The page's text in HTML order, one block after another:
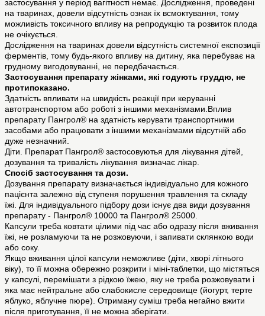
застосування у період вагітності немає. Дослідження, проведені
на тваринах, довели відсутність ознак їх всмоктування, тому
можливість токсичного впливу на репродукцію та розвиток плода
не очікується.
Дослідження на тваринах довели відсутність системної експозиції
ферментів, тому будь-якого впливу на дитину, яка перебуває на
грудному вигодовуванні, не передбачається.
Застосування препарату жінками, які годують груддю, не
протипоказано.
Здатність впливати на швидкість реакції при керуванні
автотранспортом або роботі з іншими механізмами.Вплив
препарату Пангрол® на здатність керувати транспортними
засобами або працювати з іншими механізмами відсутній або
дуже незначний.
Діти. Препарат Пангрол® застосовуютья для лікування дітей,
дозування та тривалість лікування визначає лікар.
Спосіб застосування та дози.
Дозування препарату визначається індивідуально для кожного
пацієнта залежно від ступеня порушення травлення та складу
їжі. Для індивідуального підбору дози існує два види дозування
препарату - Пангрол® 10000 та Пангрол® 25000.
Капсули треба ковтати цілими під час або одразу після вживання
їжі, не розламуючи та не розжовуючи, і запивати склянкою води
або соку.
Якщо вживання цілої капсули неможливе (діти, хворі літнього
віку), то її можна обережно розкрити і міні-таблетки, що містяться
у капсулі, перемішати з рідкою їжею, яку не треба розжовувати і
яка має нейтральне або слабокисле середовище (йогурт, терте
яблуко, яблучне пюре). Отриману суміш треба негайно вжити
після приготування, її не можна зберігати.